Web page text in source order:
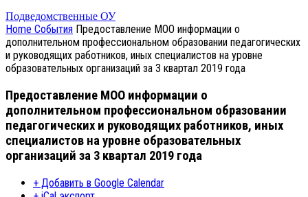
Подведомственные ОУ
Home События Предоставление МОО информации о
дополнительном профессиональном образовании педагогических
и руководящих работников, иных специалистов на уровне
образовательных организаций за 3 квартал 2019 года
Предоставление МОО информации о
дополнительном профессиональном образовании
педагогических и руководящих работников, иных
специалистов на уровне образовательных
организаций за 3 квартал 2019 года
+ Добавить в Google Calendar